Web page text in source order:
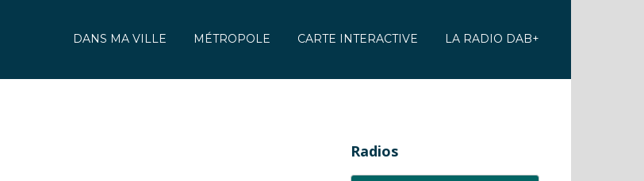
DANS MA VILLE MÉTROPOLE CARTE INTERACTIVE LA RADIO DAB+
Radios